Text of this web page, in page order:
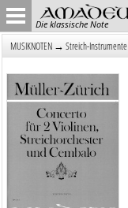
Die klassische Note
MUSIKNOTEN → Streich-Instrumente